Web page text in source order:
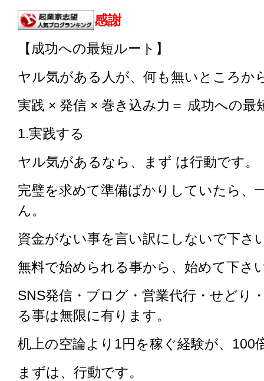
感謝
【成功への最短ルート】
ヤル気がある人が、何も無いところか
実践 × 発信 × 巻き込み力＝ 成功への最
1.実践する
ヤル気があるなら、まず は行動です。
完璧を求めて準備ばかりしていたら、
ん。
資金がない事を言い訳にしないで下さ
無料で始められる事から、始めて下さ
SNS発信・ブログ・営業代行・せどり
る事は無限に有ります。
机上の空論より1円を稼ぐ経験が、100
まずは、行動です。